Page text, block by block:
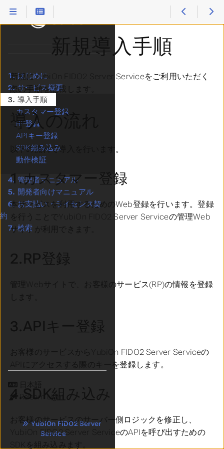
新規導入手順
新規にYubiOn FIDO2 Server Serviceをご利用いただく
際の手順を記載します。
導入の流れ
以下の流れで導入を行います。
1.カスタマー登録
本サービスを利用するためのWeb登録を行います。登録
を行うことでYubiOn FIDO2 Server Serviceの管理Web
サイトが利用できます。
2.RP登録
管理Webサイトで、お客様のサービス(RP)の情報を登録
します。
3.APIキー登録
お客様のサービスからYubiOn FIDO2 Server Serviceの
APIにアクセスする際のキーを登録します。
4.SDK組み込み
お客様のサービスのサーバー側ロジックを修正し、
YubiOn FIDO2 Server ServiceのAPIを呼び出すための
SDKを組み込みます。
1. はじめに
2. サービス概要
3. 導入手順
カスタマー登録
RP登録
APIキー登録
SDK組み込み
動作検証
4. 管理者マニュアル
5. 開発者向けマニュアル
6. お支払い・ライセンス契
約
7. 検索
テーマ
YubiOn FIDO2 Server
Service